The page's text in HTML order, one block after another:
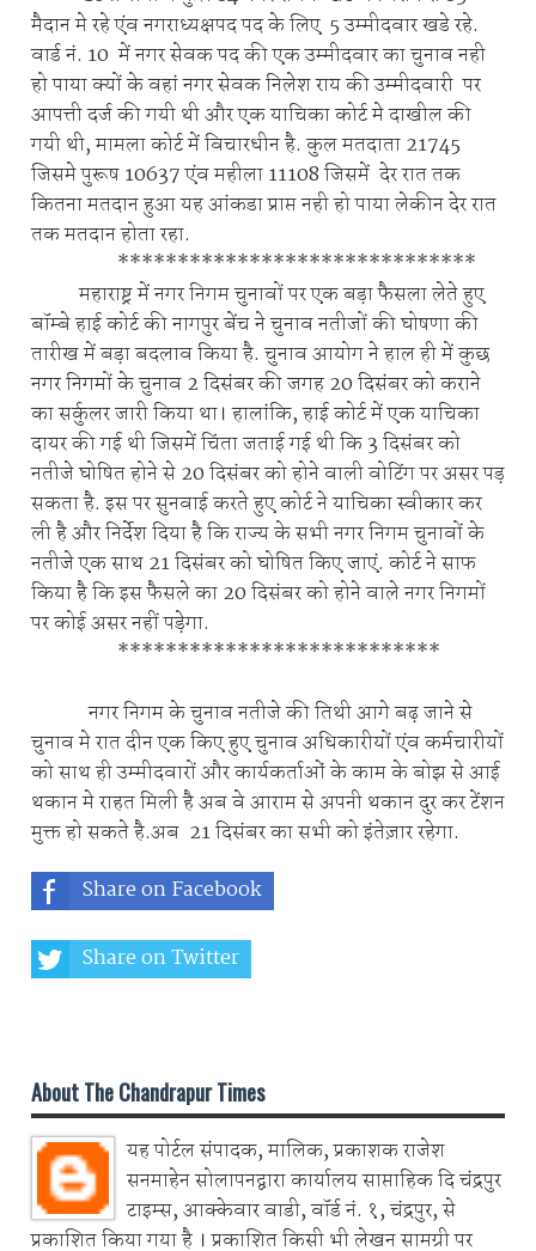
मैदान मे रहे एंव नगराध्यक्षपद पद के लिए 5 उम्मीदवार खडे रहे.
वार्ड नं. 10 में नगर सेवक पद की एक उम्मीदवार का चुनाव नही
हो पाया क्यों के वहां नगर सेवक निलेश राय की उम्मीदवारी पर
आपत्ती दर्ज की गयी थी और एक याचिका कोर्ट मे दाखील की
गयी थी, मामला कोर्ट में विचारधीन है. कुल मतदाता 21745
जिसमे पुरूष 10637 एंव महीला 11108 जिसमें देर रात तक
कितना मतदान हुआ यह आंकडा प्राप्त नही हो पाया लेकीन देर रात
तक मतदान होता रहा.
******************************
महाराष्ट्र में नगर निगम चुनावों पर एक बड़ा फैसला लेते हुए
बॉम्बे हाई कोर्ट की नागपुर बेंच ने चुनाव नतीजों की घोषणा की
तारीख में बड़ा बदलाव किया है. चुनाव आयोग ने हाल ही में कुछ
नगर निगमों के चुनाव 2 दिसंबर की जगह 20 दिसंबर को कराने
का सर्कुलर जारी किया था। हालांकि, हाई कोर्ट में एक याचिका
दायर की गई थी जिसमें चिंता जताई गई थी कि 3 दिसंबर को
नतीजे घोषित होने से 20 दिसंबर को होने वाली वोटिंग पर असर पड़
सकता है. इस पर सुनवाई करते हुए कोर्ट ने याचिका स्वीकार कर
ली है और निर्देश दिया है कि राज्य के सभी नगर निगम चुनावों के
नतीजे एक साथ 21 दिसंबर को घोषित किए जाएं. कोर्ट ने साफ
किया है कि इस फैसले का 20 दिसंबर को होने वाले नगर निगमों
पर कोई असर नहीं पड़ेगा.
***************************
नगर निगम के चुनाव नतीजे की तिथी आगे बढ़ जाने से
चुनाव मे रात दीन एक किए हुए चुनाव अधिकारीयों एंव कर्मचारीयों
को साथ ही उम्मीदवारों और कार्यकर्ताओं के काम के बोझ से आई
थकान मे राहत मिली है अब वे आराम से अपनी थकान दुर कर टेंशन
मुक्त हो सकते है.अब 21 दिसंबर का सभी को इंतेज़ार रहेगा.
Share on Facebook
Share on Twitter
About The Chandrapur Times
यह पोर्टल संपादक, मालिक, प्रकाशक राजेश
सनमाहेन सोलापनद्वारा कार्यालय साप्ताहिक दि चंद्रपुर
टाइम्स, आक्केवार वाडी, वॉर्ड नं. १, चंद्रपुर, से
प्रकाशित किया गया है । प्रकाशित किसी भी लेखन सामग्री पर